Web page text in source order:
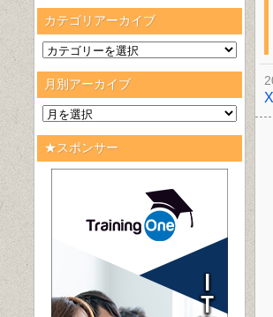
カテゴリアーカイブ
月別アーカイブ
★スポンサー